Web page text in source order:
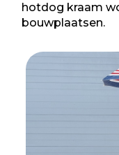
hotdog kraam
bouwplaatsen.